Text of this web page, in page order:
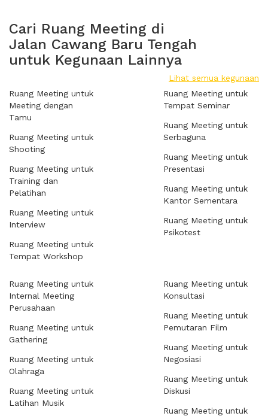
Cari Ruang Meeting di
Jalan Cawang Baru Tengah
untuk Kegunaan Lainnya
Lihat semua kegunaan
Ruang Meeting untuk
Meeting dengan
Tamu
Ruang Meeting untuk
Shooting
Ruang Meeting untuk
Training dan
Pelatihan
Ruang Meeting untuk
Interview
Ruang Meeting untuk
Tempat Workshop
Ruang Meeting untuk
Tempat Seminar
Ruang Meeting untuk
Serbaguna
Ruang Meeting untuk
Presentasi
Ruang Meeting untuk
Kantor Sementara
Ruang Meeting untuk
Psikotest
Ruang Meeting untuk
Internal Meeting
Perusahaan
Ruang Meeting untuk
Gathering
Ruang Meeting untuk
Olahraga
Ruang Meeting untuk
Latihan Musik
Ruang Meeting untuk
Konsultasi
Ruang Meeting untuk
Pemutaran Film
Ruang Meeting untuk
Negosiasi
Ruang Meeting untuk
Diskusi
Ruang Meeting untuk